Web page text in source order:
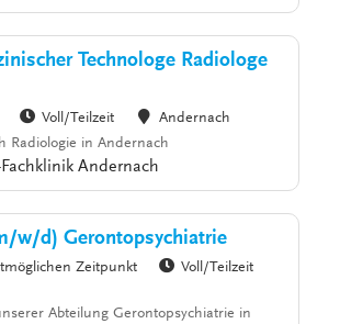
Technologe Radiologe
Voll/Teilzeit
Andernach
Radiologie in Andernach
Andernach
w/d) Gerontopsychiatrie
Zeitpunkt
Voll/Teilzeit
Abteilung Gerontopsychiatrie in